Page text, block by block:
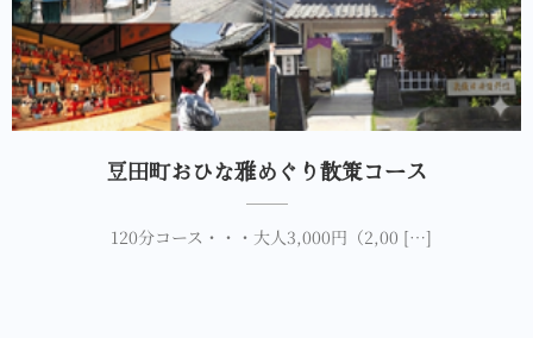
豆田町おひな雅めぐり散策コース
120分コース・・・大人3,000円（2,00 […]